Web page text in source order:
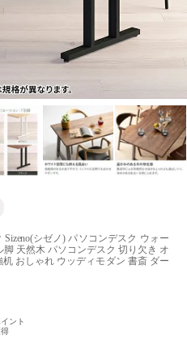
シゼノ) パソコンデスク ウォー
天然木 パソコンデスク 切り欠き オ
おしゃれ ウッディモダン 書斎 ダー
ント